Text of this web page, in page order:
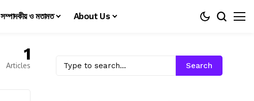
সম্পাদকীয় ও মতামত About Us
1
Articles Search